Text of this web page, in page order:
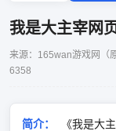
我是大主宰网
来源：165wan游戏网
6358
简介：
《我是大